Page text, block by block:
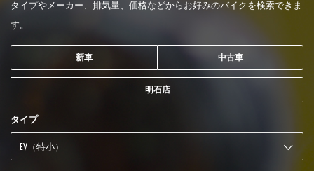
タイプやメーカー、排気量、価格などからお好みのバイクを検索できま
す。
新車 中古車
明石店
タイプ